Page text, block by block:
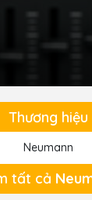
Thương hiệu
Neumann
tất cả